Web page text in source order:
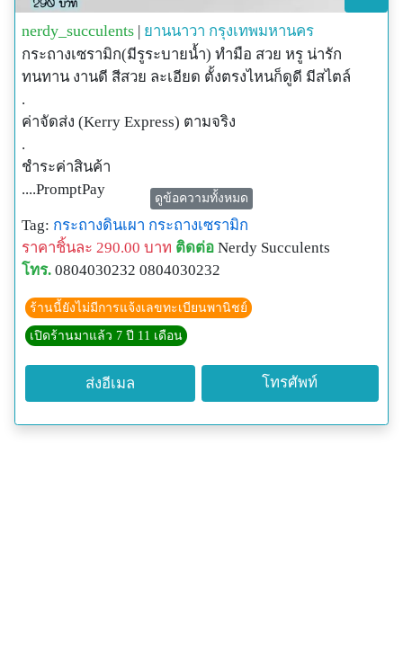
nerdy_succulents | ยานนาวา กรุงเทพมหานคร
กระถางเซรามิก(มีรูระบายน้ำ) ทำมือ สวย หรู น่ารัก
ทนทาน งานดี สีสวย ละเอียด ตั้งตรงไหนก็ดูดี มีสไตล์
.
ค่าจัดส่ง (Kerry Express) ตามจริง
.
ชำระค่าสินค้า
....PromptPay
....โอนเงินผ่านบัญชีธนาคาร (ที่ไม่ใช่กสิกรฯ)
....บัตรเครดิต/เดบิต (แจ้งด้วยนะคะ)
____________________________________________
______
มาเป็นเพื่อนกับ Nerdy Succulents กันนะคะ
Line : @nerdy-succulents
Instagram : nerdy_succulents
Facebook : nerdysucculents
ดูข้อความทั้งหมด
Tag: กระถางดินเผา กระถางเซรามิก
ราคาชิ้นละ 290.00 บาท ติดต่อ Nerdy Succulents
โทร. 0804030232 0804030232
ร้านนี้ยังไม่มีการแจ้งเลขทะเบียนพานิชย์
เปิดร้านมาแล้ว 7 ปี 11 เดือน
ส่งอีเมล โทรศัพท์